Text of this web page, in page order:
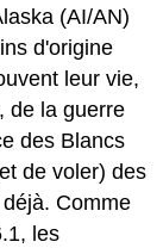
(AI/AN)
d'origine
leur vie,
de la guerre
des Blancs
de voler) des
Comme
les